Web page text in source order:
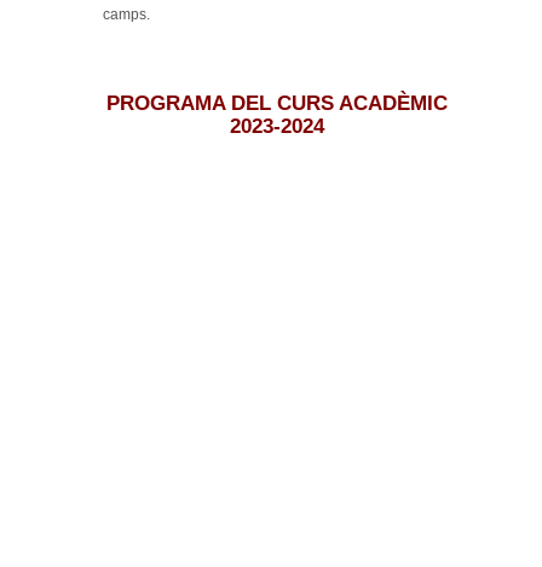
camps.
PROGRAMA DEL CURS ACADÈMIC
2023-2024